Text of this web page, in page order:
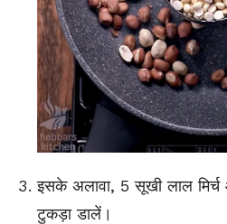
इसके अलावा, 5 सूखी लाल
टुकड़ा डालें।